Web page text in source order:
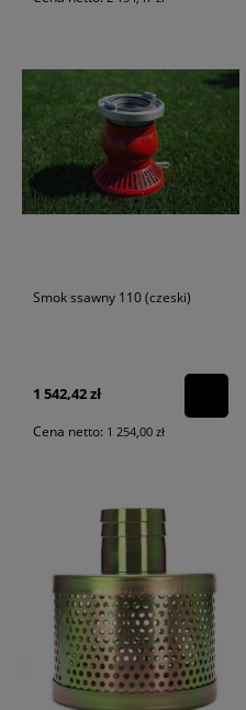
Smok ssawny 110 (czeski)
1 542,42 zł
Cena netto: 1 254,00 zł